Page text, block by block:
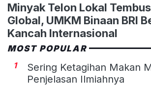
Minyak Telon Lokal
Global, UMKM Binaan BRI
Kancah Internasional
MOST POPULAR
1
Sering Ketagihan Makan
Penjelasan Ilmiahnya